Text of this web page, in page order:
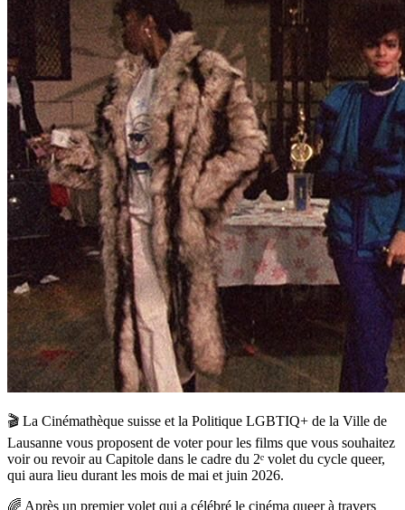
🎬 La Cinémathèque suisse et la Politique LGBTIQ+ de la Ville de
Lausanne vous proposent de voter pour les films que vous souhaitez
voir ou revoir au Capitole dans le cadre du 2ᵉ volet du cycle queer,
qui aura lieu durant les mois de mai et juin 2026.
🌈 Après un premier volet qui a célébré le cinéma queer à travers